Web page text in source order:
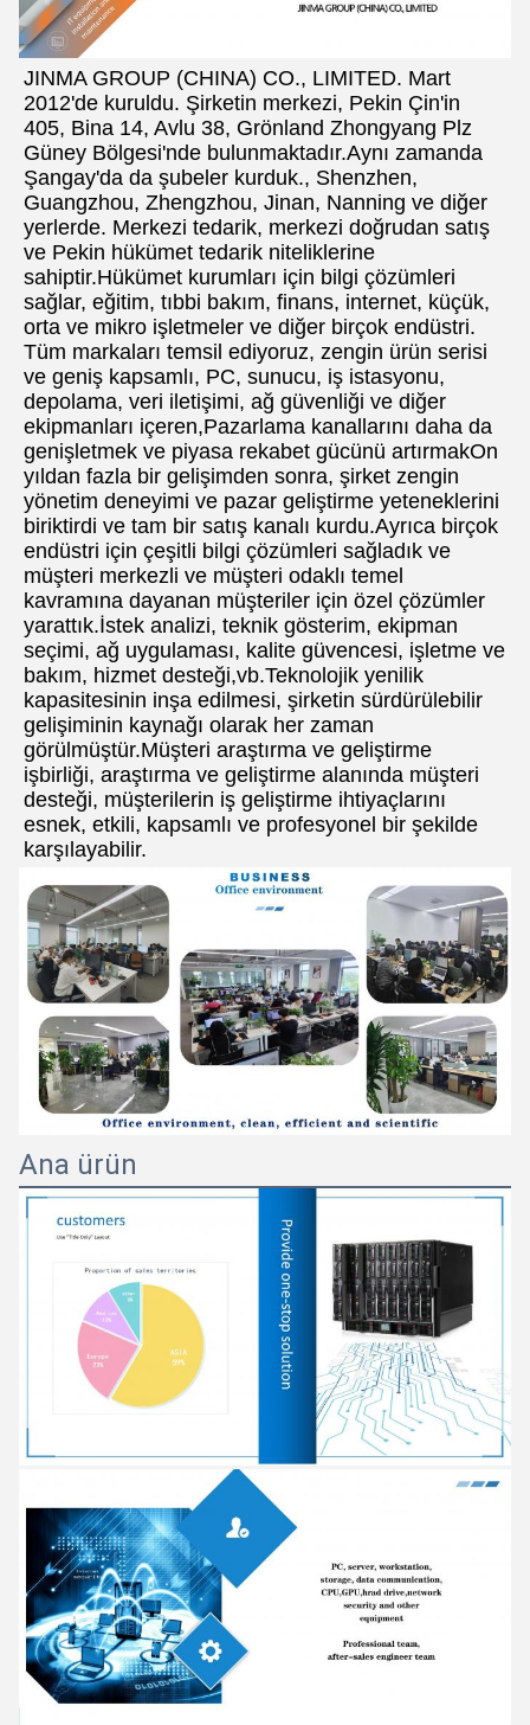
JINMA GROUP (CHINA) CO., LIMITED. Mart
2012'de kuruldu. Şirketin merkezi, Pekin Çin'in
405, Bina 14, Avlu 38, Grönland Zhongyang Plz
Güney Bölgesi'nde bulunmaktadır.Aynı zamanda
Şangay'da da şubeler kurduk., Shenzhen,
Guangzhou, Zhengzhou, Jinan, Nanning ve diğer
yerlerde. Merkezi tedarik, merkezi doğrudan satış
ve Pekin hükümet tedarik niteliklerine
sahiptir.Hükümet kurumları için bilgi çözümleri
sağlar, eğitim, tıbbi bakım, finans, internet, küçük,
orta ve mikro işletmeler ve diğer birçok endüstri.
Tüm markaları temsil ediyoruz, zengin ürün serisi
ve geniş kapsamlı, PC, sunucu, iş istasyonu,
depolama, veri iletişimi, ağ güvenliği ve diğer
ekipmanları içeren,Pazarlama kanallarını daha da
genişletmek ve piyasa rekabet gücünü artırmakOn
yıldan fazla bir gelişimden sonra, şirket zengin
yönetim deneyimi ve pazar geliştirme yeteneklerini
biriktirdi ve tam bir satış kanalı kurdu.Ayrıca birçok
endüstri için çeşitli bilgi çözümleri sağladık ve
müşteri merkezli ve müşteri odaklı temel
kavramına dayanan müşteriler için özel çözümler
yarattık.İstek analizi, teknik gösterim, ekipman
seçimi, ağ uygulaması, kalite güvencesi, işletme ve
bakım, hizmet desteği,vb.Teknolojik yenilik
kapasitesinin inşa edilmesi, şirketin sürdürülebilir
gelişiminin kaynağı olarak her zaman
görülmüştür.Müşteri araştırma ve geliştirme
işbirliği, araştırma ve geliştirme alanında müşteri
desteği, müşterilerin iş geliştirme ihtiyaçlarını
esnek, etkili, kapsamlı ve profesyonel bir şekilde
karşılayabilir.
Ana ürün